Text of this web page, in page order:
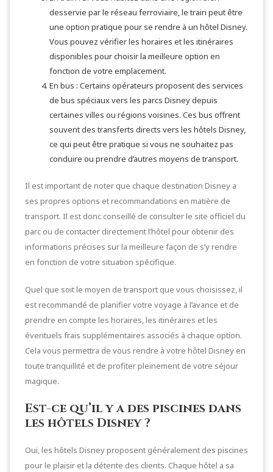
desservie par le réseau ferroviaire, le train peut être
une option pratique pour se rendre à un hôtel Disney.
Vous pouvez vérifier les horaires et les itinéraires
disponibles pour choisir la meilleure option en
fonction de votre emplacement.
En bus : Certains opérateurs proposent des services
de bus spéciaux vers les parcs Disney depuis
certaines villes ou régions voisines. Ces bus offrent
souvent des transferts directs vers les hôtels Disney,
ce qui peut être pratique si vous ne souhaitez pas
conduire ou prendre d’autres moyens de transport.
Il est important de noter que chaque destination Disney a
ses propres options et recommandations en matière de
transport. Il est donc conseillé de consulter le site officiel du
parc ou de contacter directement l’hôtel pour obtenir des
informations précises sur la meilleure façon de s’y rendre
en fonction de votre situation spécifique.
Quel que soit le moyen de transport que vous choisissez, il
est recommandé de planifier votre voyage à l’avance et de
prendre en compte les horaires, les itinéraires et les
éventuels frais supplémentaires associés à chaque option.
Cela vous permettra de vous rendre à votre hôtel Disney en
toute tranquillité et de profiter pleinement de votre séjour
magique.
Est-ce qu’il y a des piscines dans
les hôtels Disney ?
Oui, les hôtels Disney proposent généralement des piscines
pour le plaisir et la détente des clients. Chaque hôtel a sa